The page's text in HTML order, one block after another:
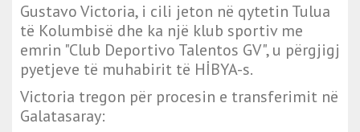
Gustavo Victoria, i cili jeton në qytetin Tulua
të Kolumbisë dhe ka një klub sportiv me
emrin "Club Deportivo Talentos GV", u përgjigj
pyetjeve të muhabirit të HİBYA-s.
Victoria tregon për procesin e transferimit në
Galatasaray: